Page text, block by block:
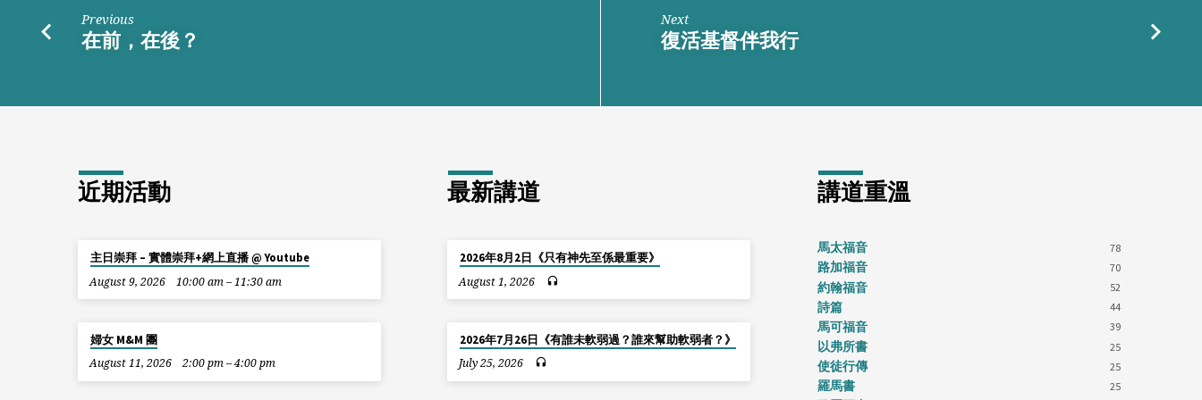
心
Previous
在前，在後？
Next
復活基督伴我行
近期活動
主日崇拜 – 實體崇拜+網上直播 @ Youtube
August 9, 2026
10:00 am – 11:30 am
婦女 M&M 團
August 11, 2026
2:00 pm – 4:00 pm
最新講道
2026年8月2日《只有神先至係最重要》
August 1, 2026
2026年7月26日《有誰未軟弱過？誰來幫助軟弱者？》
July 25, 2026
講道重溫
馬太福音 78
路加福音 70
約翰福音 52
詩篇 44
馬可福音 39
以弗所書 25
使徒行傳 25
羅馬書 25